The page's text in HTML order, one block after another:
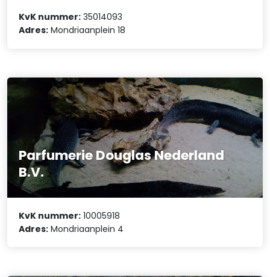
KvK nummer: 35014093
Adres: Mondriaanplein 18
Parfumerie Douglas Nederland
B.V.
KvK nummer: 10005918
Adres: Mondriaanplein 4